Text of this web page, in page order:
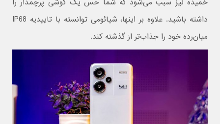
خمیده نیز سبب می‌شود که شما حس یک گوشی پرچمدار را
داشته باشید. علاوه بر اینها، شیائومی توانسته با تاییدیه IP68
میان‌رده خود را جذاب‌تر از گذشته کند.